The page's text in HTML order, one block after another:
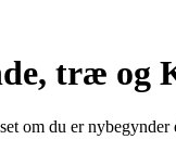
træ og
om du er